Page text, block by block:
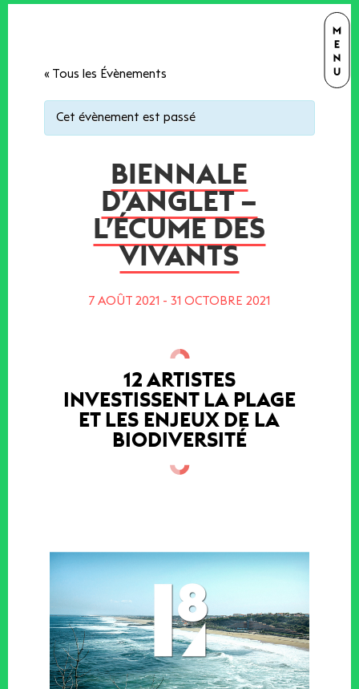
« Tous les Évènements
Cet évènement est passé
BIENNALE
D’ANGLET –
L’ÉCUME DES
VIVANTS
7 AOÛT 2021 - 31 OCTOBRE 2021
12 ARTISTES
INVESTISSENT LA PLAGE
ET LES ENJEUX DE LA
BIODIVERSITÉ